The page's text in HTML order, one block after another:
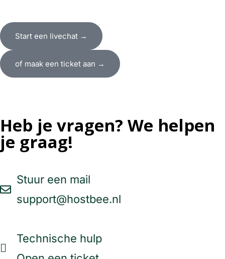
Start een livechat →
of maak een ticket aan →
Heb je vragen? We helpen
je graag!
Stuur een mail
support@hostbee.nl
Technische hulp